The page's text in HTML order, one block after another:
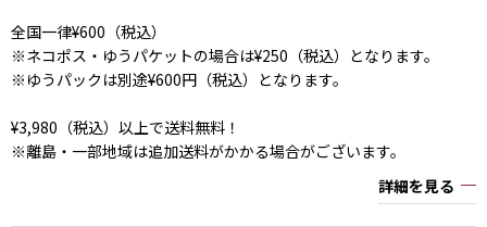
全国一律¥600（税込）
※ネコポス・ゆうパケットの場合は¥250（税込）となります。
※ゆうパックは別途¥600円（税込）となります。
¥3,980（税込）以上で送料無料！
※離島・一部地域は追加送料がかかる場合がございます。
詳細を見る